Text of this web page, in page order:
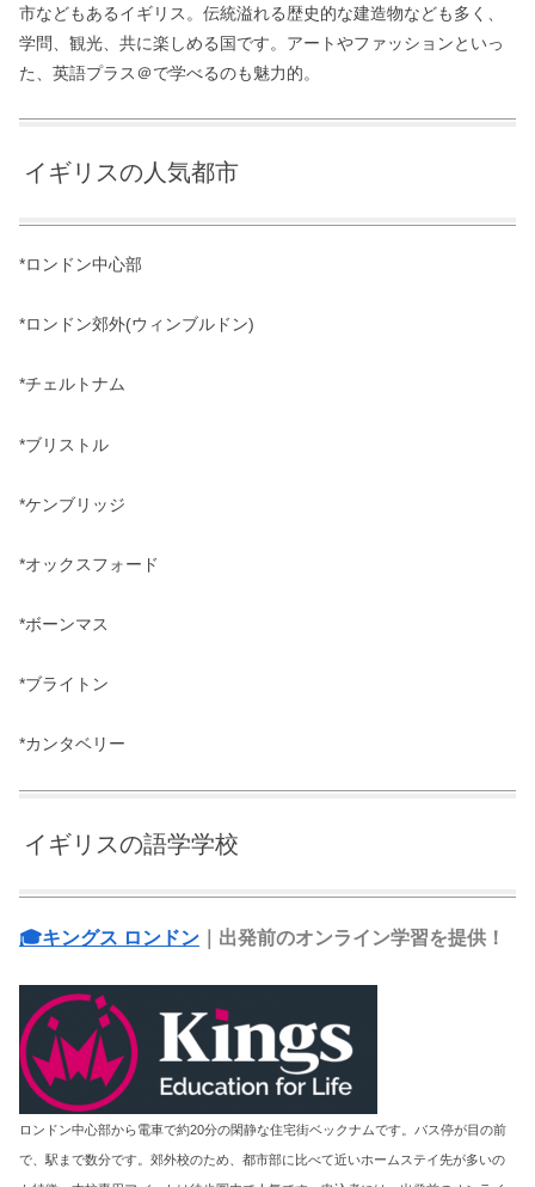
市などもあるイギリス。 伝統溢れる歴史的な建造物なども多く、
学問、観光、共に楽しめる国です。 アートやファッションといっ
た、英語プラス＠で学べるのも魅力的。
イギリスの人気都市
*ロンドン中心部
*ロンドン郊外(ウィンブルドン)
*チェルトナム
*ブリストル
*ケンブリッジ
*オックスフォード
*ボーンマス
*ブライトン
*カンタベリー
イギリスの語学学校
🎓キングス ロンドン ｜出発前のオンライン学習を提供！
ロンドン中心部から電車で約20分の閑静な住宅街ベックナムです。バス停が目の前
で、駅まで数分です。郊外校のため、都市部に比べて近いホームステイ先が多いの